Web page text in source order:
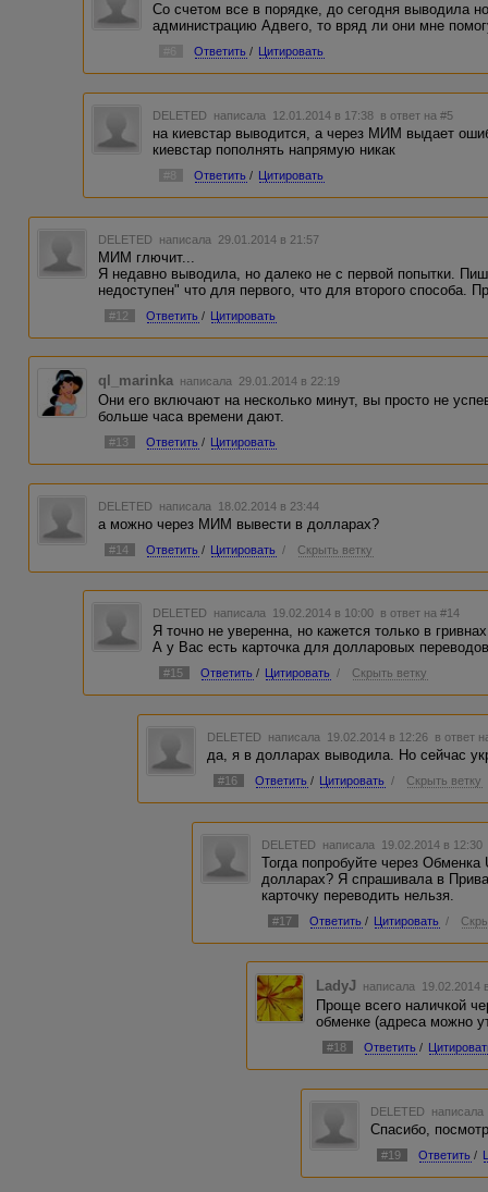
Со счетом все в порядке, до сегодня выводила
администрацию Адвего, то вряд ли они мне
Ответить / Цитировать
DELETED написала 12.01.2014 в 17:38 в ответ на #5
на киевстар выводится, а через МИМ выдает
киевстар пополнять напрямую никак
#8 Ответить / Цитировать
DELETED написала 29.01.2014 в 21:57
МИМ глючит...
Я недавно выводила, но далеко не с первой попытки.
недоступен" что для первого, что для второго способа.
#12 Ответить / Цитировать
ql_marinka написала 29.01.2014 в 22:19
Они его включают на несколько минут, вы просто не
больше часа времени дают.
#13 Ответить / Цитировать
DELETED написала 18.02.2014 в 23:44
а можно через МИМ вывести в долларах?
#14 Ответить / Цитировать / Скрыть ветку
DELETED написала 19.02.2014 в 10:00 в ответ на #14
Я точно не уверенна, но кажется только в
А у Вас есть карточка для долларовых
#15 Ответить / Цитировать / Скрыть ветку
DELETED написала 19.02.2014 в 12:26 в ответ
да, я в долларах выводила. Но сейчас
#16 Ответить / Цитировать / Скрыть ветку
DELETED написала 19.02.2014 в
Тогда попробуйте через
долларах? Я спрашивала в
карточку переводить нельзя.
#17 Ответить / Цитировать /
LadyJ написала 19.02.2014
Проще всего наличкой
обменке (адреса можно
#18 Ответить /
DELETED
Спасибо,
#19 Ответить /